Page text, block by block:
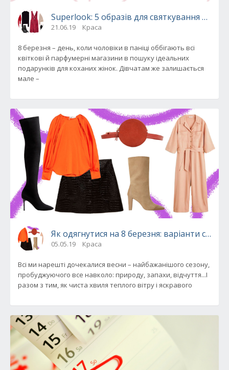
Superlook: 5 образів для святкування 8
21.06.19 Краса
8 березня – день, коли чоловіки в паніці оббігають всі
квіткові й парфумерні магазини в пошуку ідеальних
подарунків для коханих жінок. Дівчатам же залишається
мале –
Як одягнутися на 8 березня: варіанти
05.05.19 Краса
Всі ми нарешті дочекалися весни – найбажанішого сезону,
пробуджуючого все навколо: природу, запахи, відчуття...І
разом з тим, як чиста хвиля теплого вітру і яскравого